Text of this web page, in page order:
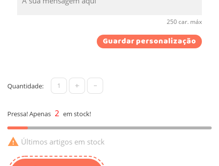
250 car. máx
Guardar personalização
Quantidade: + -
Pressa! Apenas 2 em stock!
 Últimos artigos em stock